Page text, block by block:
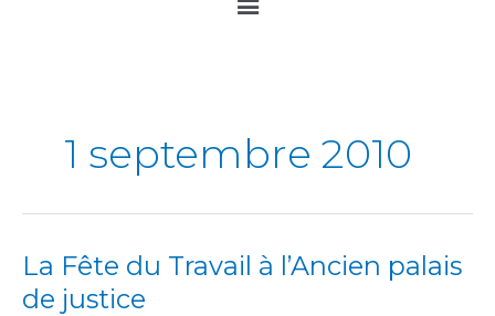
1 septembre 2010
La Fête du Travail à l’Ancien palais
de justice
La
du